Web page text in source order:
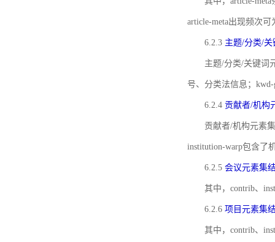
article-meta出现频次可
6.2.3 主题/分类/
主题/分类/关键词
号、分类法信息；
6.2.4 贡献者/机构
贡献者/机构元素
institution-warp包含了
6.2.5 会议元素集
其中，contrib、
6.2.6 项目元素集
其中，contrib、